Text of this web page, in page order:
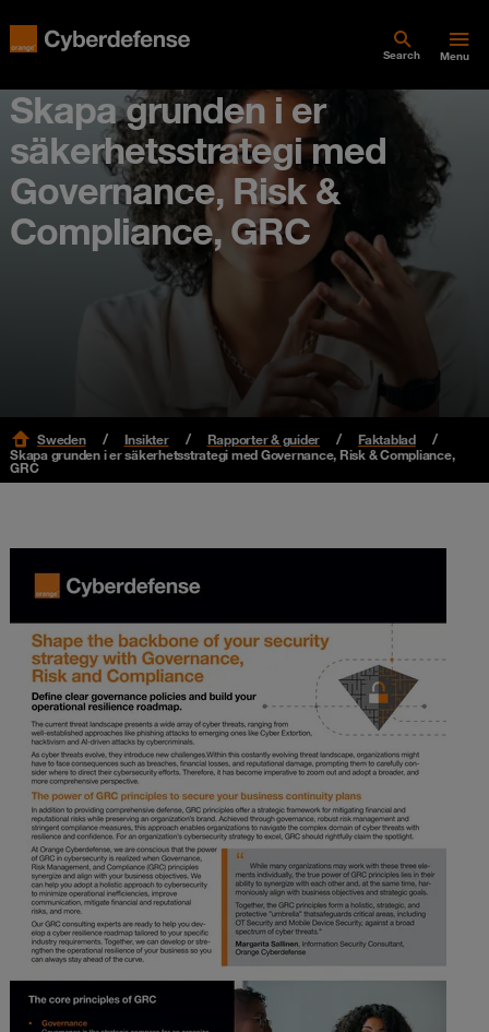
Search Menu
Skapa grunden i er
säkerhetsstrategi med
Governance, Risk &
Compliance, GRC
Sweden Insikter Rapporter & guider
Faktablad
Skapa grunden i er säkerhetsstrategi med Governance, Risk & Compliance,
GRC